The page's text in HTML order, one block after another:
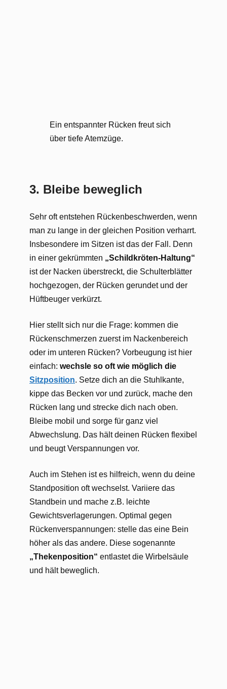
Ein entspannter Rücken freut sich
über tiefe Atemzüge.
3. Bleibe beweglich
Sehr oft entstehen Rückenbeschwerden, wenn
man zu lange in der gleichen Position verharrt.
Insbesondere im Sitzen ist das der Fall. Denn
in einer gekrümmten „Schildkröten-Haltung“
ist der Nacken überstreckt, die Schulterblätter
hochgezogen, der Rücken gerundet und der
Hüftbeuger verkürzt.
Hier stellt sich nur die Frage: kommen die
Rückenschmerzen zuerst im Nackenbereich
oder im unteren Rücken? Vorbeugung ist hier
einfach: wechsle so oft wie möglich die
Sitzposition. Setze dich an die Stuhlkante,
kippe das Becken vor und zurück, mache den
Rücken lang und strecke dich nach oben.
Bleibe mobil und sorge für ganz viel
Abwechslung. Das hält deinen Rücken flexibel
und beugt Verspannungen vor.
Auch im Stehen ist es hilfreich, wenn du deine
Standposition oft wechselst. Variiere das
Standbein und mache z.B. leichte
Gewichtsverlagerungen. Optimal gegen
Rückenverspannungen: stelle das eine Bein
höher als das andere. Diese sogenannte
„Thekenposition“ entlastet die Wirbelsäule
und hält beweglich.